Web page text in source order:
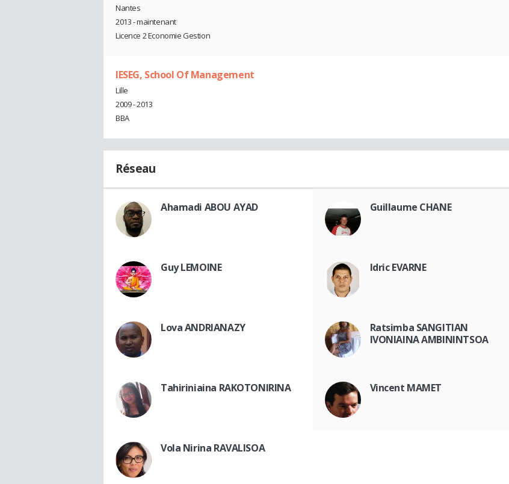
Nantes
2013 - maintenant
Licence 2 Economie Gestion
IESEG, School Of Management
Lille
2009 - 2013
BBA
Réseau
Ahamadi ABOU AYAD Guillaume CHANE
Guy LEMOINE Idric EVARNE
Lova ANDRIANAZY
Ratsimba SANGITIAN
IVONIAINA AMBININTSOA
Tahiriniaina RAKOTONIRINA Vincent MAMET
Vola Nirina RAVALISOA